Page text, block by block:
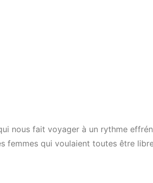
nous fait voyager à un rythme
femmes qui voulaient toutes être